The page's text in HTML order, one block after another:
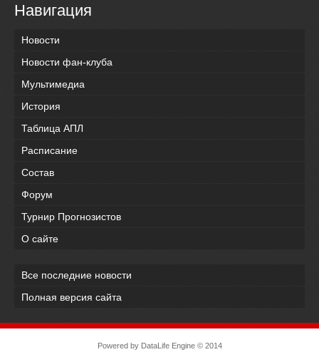
Навигация
Новости
Новости фан-клуба
Мультимедиа
История
Таблица АПЛ
Расписание
Состав
Форум
Турнир Прогнозистов
О сайте
Все последние новости
Полная версия сайта
Powered by DataLife Engine© 2014